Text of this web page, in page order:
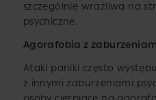
szczególnie wrażliwa na
psychiczne.
Agorafobia z
Ataki paniki często
z innymi zaburzeniami